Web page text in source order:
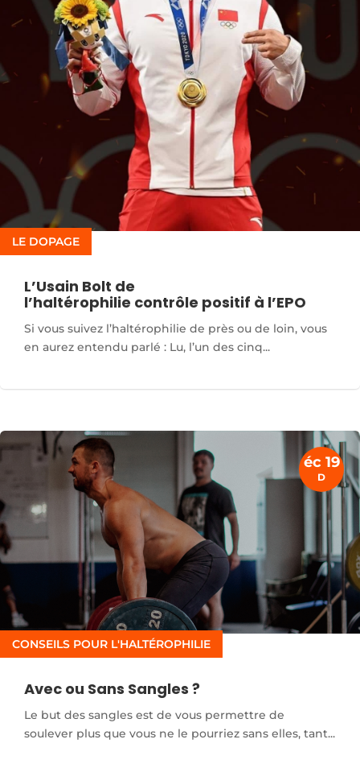
L’Usain Bolt de
l’haltérophilie contrôle positif à l’EPO
LE DOPAGE
Si vous suivez l’haltérophilie de près ou de loin, vous
en aurez entendu parlé : Lu, l’un des cinq...
Avec ou Sans Sangles ?
CONSEILS POUR L'HALTÉROPHILIE
Le but des sangles est de vous permettre de
soulever plus que vous ne le pourriez sans elles, tant...
éc 19
D